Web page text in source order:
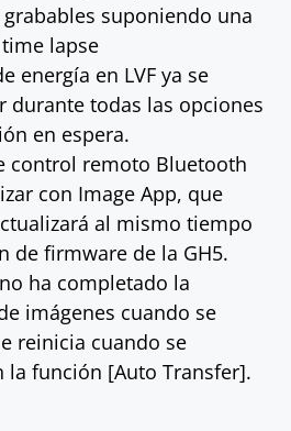
suponiendo una
lapse
energía en LVF ya se
durante todas las opciones
en espera.
control remoto Bluetooth
con Image App, que
al mismo tiempo
de firmware de la GH5.
ha completado la
imágenes cuando se
reinicia cuando se
la función [Auto Transfer].